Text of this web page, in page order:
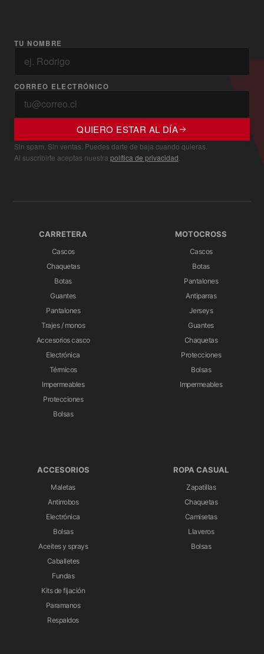
TU NOMBRE
CORREO ELECTRÓNICO
QUIERO ESTAR AL DÍA
Sin spam. Sin ventas. Puedes darte de baja cuando quieras.
Al suscribirte aceptas nuestra política de privacidad
CARRETERA
Cascos
Chaquetas
Botas
Guantes
Pantalones
Trajes / monos
Accesorios casco
Electrónica
Térmicos
Impermeables
Protecciones
Bolsas
MOTOCROSS
Cascos
Botas
Pantalones
Antiparras
Jerseys
Guantes
Chaquetas
Protecciones
Bolsas
Impermeables
ACCESORIOS
Maletas
Antirrobos
Electrónica
Bolsas
Aceites y sprays
Caballetes
Fundas
Kits de fijación
Paramanos
Respaldos
ROPA CASUAL
Zapatillas
Chaquetas
Camisetas
Llaveros
Bolsas